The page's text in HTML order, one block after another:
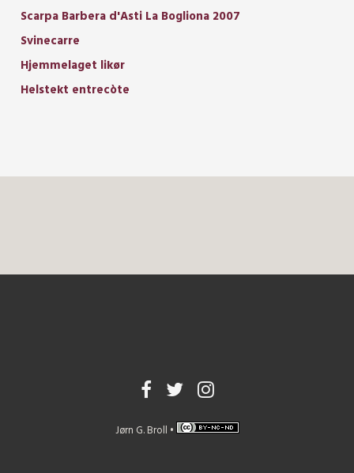
Scarpa Barbera d'Asti La Bogliona 2007
Svinecarre
Hjemmelaget likør
Helstekt entrecòte
Jørn G. Broll •